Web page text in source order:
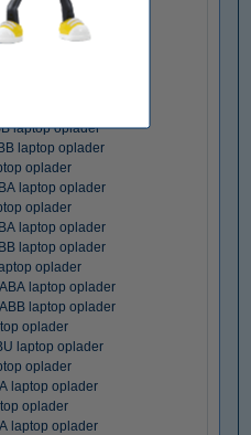
laptop oplader
oplader
laptop oplader
laptop oplader
laptop oplader
oplader
laptop oplader
oplader
laptop oplader
laptop oplader
oplader
laptop oplader
laptop oplader
oplader
laptop oplader
oplader
laptop oplader
oplader
laptop oplader